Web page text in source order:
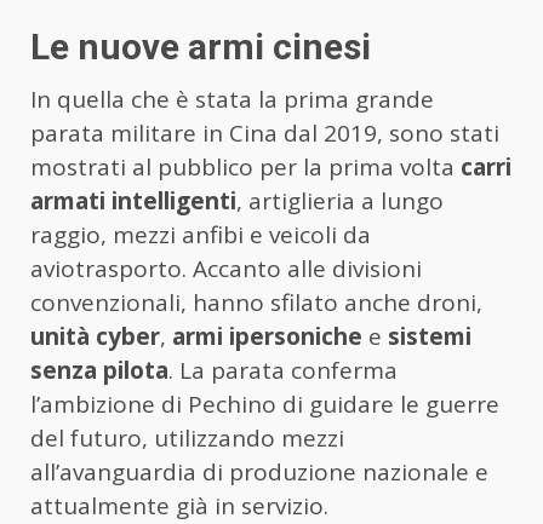
Le nuove armi cinesi
In quella che è stata la prima grande
parata militare in Cina dal 2019, sono stati
mostrati al pubblico per la prima volta carri
armati intelligenti, artiglieria a lungo
raggio, mezzi anfibi e veicoli da
aviotrasporto. Accanto alle divisioni
convenzionali, hanno sfilato anche droni,
unità cyber, armi ipersoniche e sistemi
senza pilota. La parata conferma
l’ambizione di Pechino di guidare le guerre
del futuro, utilizzando mezzi
all’avanguardia di produzione nazionale e
attualmente già in servizio.